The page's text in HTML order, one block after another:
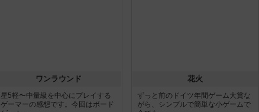
ワンラウンド
星5軽〜中量級を中心にプレイする
ゲーマーの感想です。今回はボード
花火
ずっと前のドイツ年間ゲーム大賞な
がら、シンプルで簡単な小ゲームで